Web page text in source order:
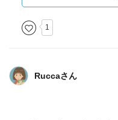
論の中から、もっと素
しれません。
中で何らかの形で活かし
1
Ruccaさん